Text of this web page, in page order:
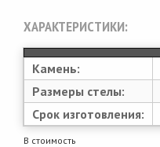
ХАРАКТЕРИСТИКИ:
Камень:
Размеры стелы:
Срок изготовления:
В стоимость